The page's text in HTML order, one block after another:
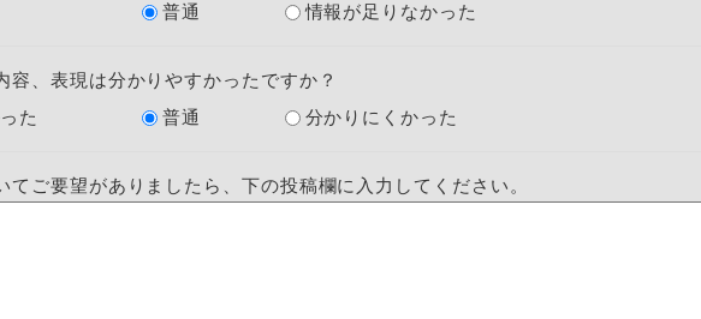
普通 情報が足りなかった
容、表現は分かりやすかったですか？
た
普通 分かりにくかった
てご要望がありましたら、下の投稿欄に入力してください。